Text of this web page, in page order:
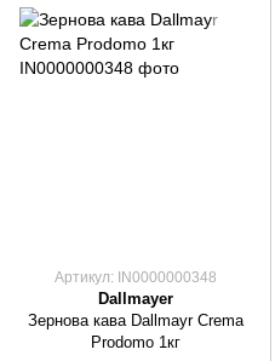
Артикул: IN0000000348
Dallmayer
Зернова кава Dallmayr Crema
Prodomo 1кг